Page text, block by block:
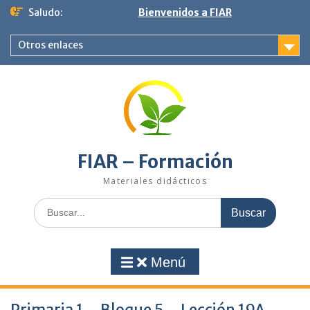
Saltar
contenido
Saludo: Bienvenidos a FIAR
Otros enlaces
FIAR – Formación
Materiales didácticos
Buscar:
Menú